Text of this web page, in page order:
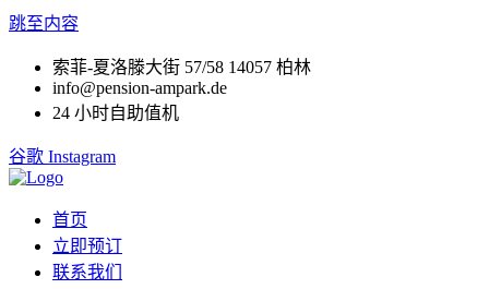
跳至内容
索菲-夏洛滕大街 57/58 14057 柏林
info@pension-ampark.de
24 小时自助值机
谷歌 Instagram
首页
立即预订
联系我们